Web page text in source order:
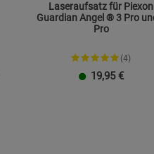
Laseraufsatz für Piexon
Guardian Angel ® 3 Pro und 4
Pro
(4)
19,95 €